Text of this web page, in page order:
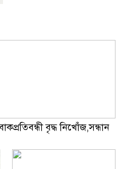
বৃদ্ধ নিখোঁজ,সন্ধান